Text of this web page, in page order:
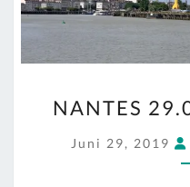
NANTES
Juni 29, 2019